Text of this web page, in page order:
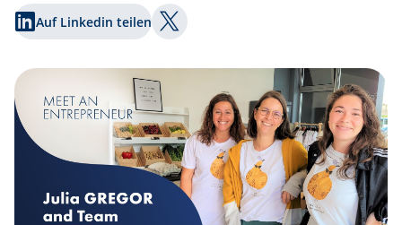
Auf Linkedin teilen Auf Twitter teilen